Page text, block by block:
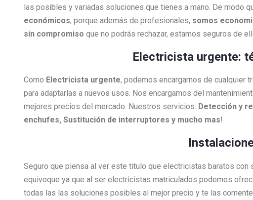
las posibles y variadas soluciones que tienes a mano. De modo
económicos, porque además de profesionales, somos
sin compromiso que no podrás rechazar, estamos seguros de
Electricista urgente:
Como Electricista urgente, podemos encargarnos de cualquier
para adaptarlas a nuevos usos. Nos encargamos del
mejores precios del mercado. Nuestros servicios: Detección y
enchufes, Sustitución de interruptores y mucho mas!
Seguro que piensa al ver este titulo que electricistas baratos
equivoque ya que al ser electricistas matriculados podemos
todas las las soluciones posibles al mejor precio y te las